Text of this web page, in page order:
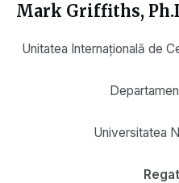
Mark Griffiths,
Unitatea Internațională de
Universitatea